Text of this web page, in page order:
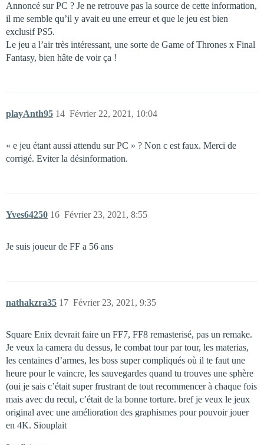
Annoncé sur PC ? Je ne retrouve pas la source de cette information,
il me semble qu’il y avait eu une erreur et que le jeu est bien
exclusif PS5.
Le jeu a l’air très intéressant, une sorte de Game of Thrones x Final
Fantasy, bien hâte de voir ça !
playAnth95 Février 22, 2021, 10:04
14
« e jeu étant aussi attendu sur PC » ? Non c est faux. Merci de
corrigé. Eviter la désinformation.
Yves64250 Février 23, 2021, 8:55
16
Je suis joueur de FF a 56 ans
nathakzra35 Février 23, 2021, 9:35
17
Square Enix devrait faire un FF7, FF8 remasterisé, pas un remake.
Je veux la camera du dessus, le combat tour par tour, les materias,
les centaines d’armes, les boss super compliqués où il te faut une
heure pour le vaincre, les sauvegardes quand tu trouves une sphère
(oui je sais c’était super frustrant de tout recommencer à chaque fois
mais avec du recul, c’était de la bonne torture. bref je veux le jeux
original avec une amélioration des graphismes pour pouvoir jouer
en 4K. Siouplait